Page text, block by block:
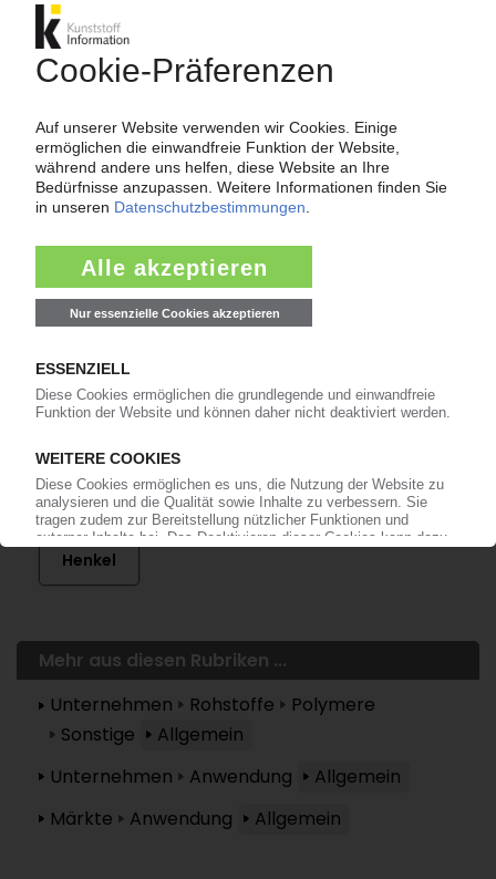
Ihr KI Zugang
jährlich kündbar
ab99€/Monat
Jetzt kostenlos testen
Bereits KI-Abonnent? Jetzt
anmelden!
Mehr zu ...
Henkel
Mehr aus diesen Rubriken ...
Unternehmen
Rohstoffe
Polymere
Sonstige
Allgemein
Unternehmen
Anwendung
Allgemein
Märkte
Anwendung Allgemein